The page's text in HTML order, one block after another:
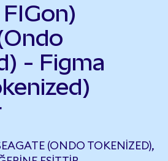
- Figma
(ONDO TOKENIZED),